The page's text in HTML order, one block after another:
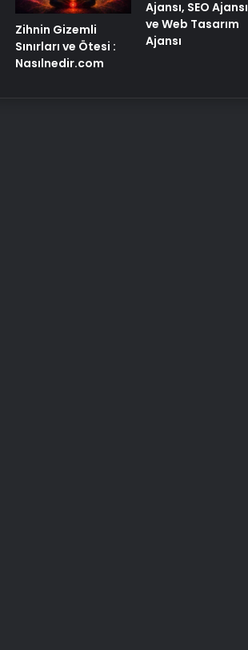
Zihnin Gizemli
Sınırları ve Ötesi :
Nasılnedir.com
Ajansı, SEO Ajansı
ve Web Tasarım
Ajansı